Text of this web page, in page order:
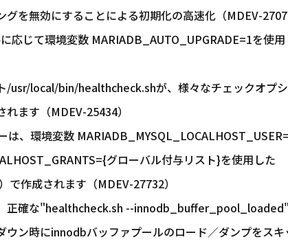
グを無効にすることによる初期化の高速化（MDEV-
応じて環境変数 MARIADB_AUTO_UPGRADE=1を使
/usr/local/bin/healthcheck.shが、様々なチェックオプ
ます（MDEV-25434）
、環境変数
グローバル付与リスト}を使用した
で作成されます（MDEV-27732）
正確な"healthcheck.sh --innodb_buffer_pool_loaded"
ン時にinnodbバッファプールのロード／ダンプをスキ